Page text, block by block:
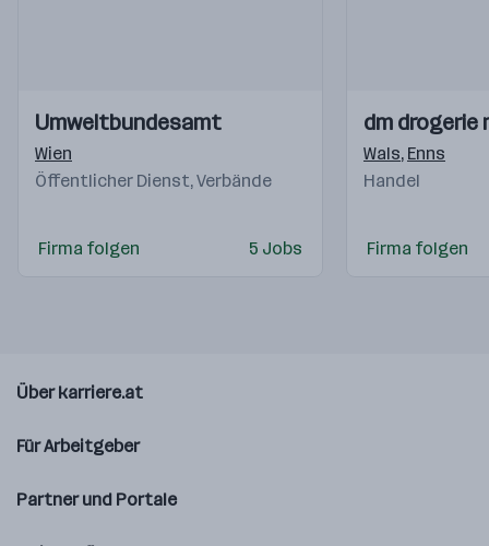
Videos
Einblicke
Einblicke
Umweltbundesamt
Wien
Öffentlicher Dienst, Verbände
Firma folgen 5 Jobs
Videos
Einblicke
Einblicke
dm drogerie
Wals, Enns
Handel
Firma folgen
Über karriere.at
Für Arbeitgeber
Partner und Portale